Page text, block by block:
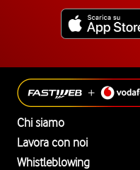
Chi siamo
Lavora con noi
Whistleblowing